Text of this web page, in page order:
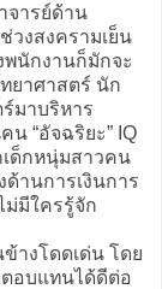
จารย์ด้าน
งสงครามเย็น
พนักงานก็มักจะ
ยาศาสตร์ นัก
มาบริหาร
“อัจฉริยะ” IQ
เด็กหนุ่มสาวคน
านการเงินการ
ม่มีใครรู้จัก
างโดดเด่น โดย
ตอบแทนได้ดีต่อ